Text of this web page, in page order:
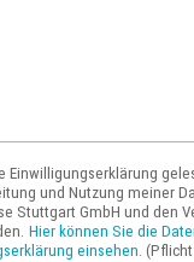
Einwilligungserklärung
und Nutzung meiner
Stuttgart GmbH und den
Hier können Sie die
einsehen.